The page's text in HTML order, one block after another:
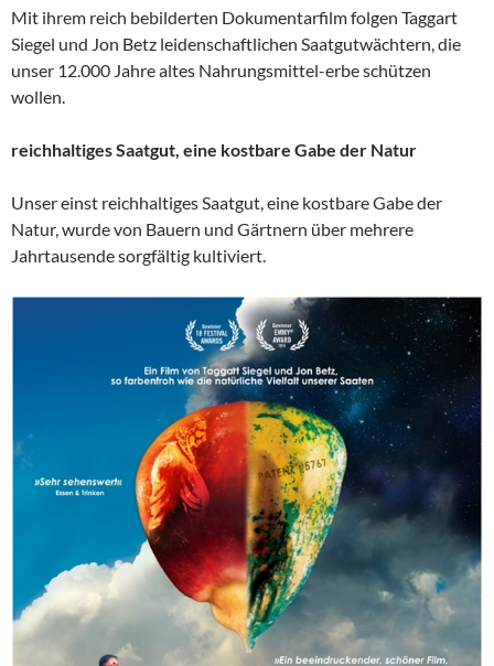
Mit ihrem reich bebilderten Dokumentarfilm folgen Taggart
Siegel und Jon Betz leidenschaftlichen Saatgutwächtern, die
unser 12.000 Jahre altes Nahrungsmittel-erbe schützen
wollen.
reichhaltiges Saatgut, eine kostbare Gabe der Natur
Unser einst reichhaltiges Saatgut, eine kostbare Gabe der
Natur, wurde von Bauern und Gärtnern über mehrere
Jahrtausende sorgfältig kultiviert.